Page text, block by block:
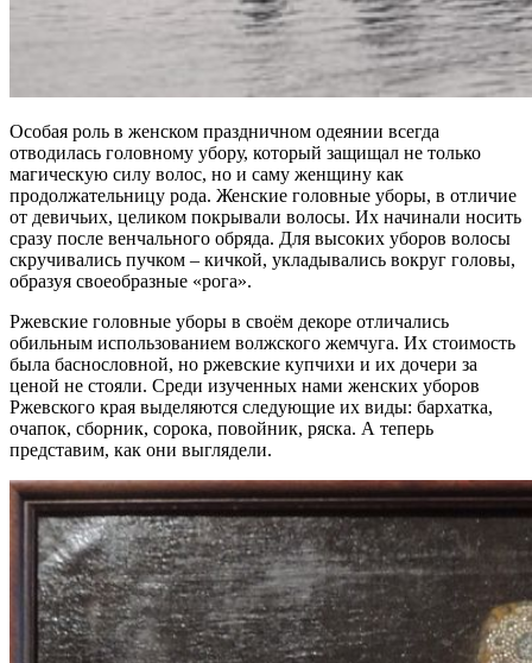
Особая роль в женском праздничном одеянии всегда
отводилась головному убору, который защищал не только
магическую силу волос, но и саму женщину как
продолжательницу рода. Женские головные уборы, в отличие
от девичьих, целиком покрывали волосы. Их начинали носить
сразу после венчального обряда. Для высоких уборов волосы
скручивались пучком – кичкой, укладывались вокруг головы,
образуя своеобразные «рога».
Ржевские головные уборы в своём декоре отличались
обильным использованием волжского жемчуга. Их стоимость
была баснословной, но ржевские купчихи и их дочери за
ценой не стояли. Среди изученных нами женских уборов
Ржевского края выделяются следующие их виды: бархатка,
очапок, сборник, сорока, повойник, ряска. А теперь
представим, как они выглядели.